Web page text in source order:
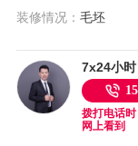
装修情况： 毛坯
7x24小时
拨打电话
网上看到